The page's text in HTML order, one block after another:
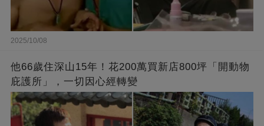
2025/10/08
他66歲住深山15年！花200萬買新店800坪「開動物
庇護所」，一切因心經轉變